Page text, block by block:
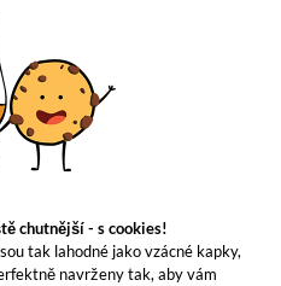
produktu
chutnější - s cookies!
tak lahodné jako vzácné kapky,
navrženy tak, aby vám